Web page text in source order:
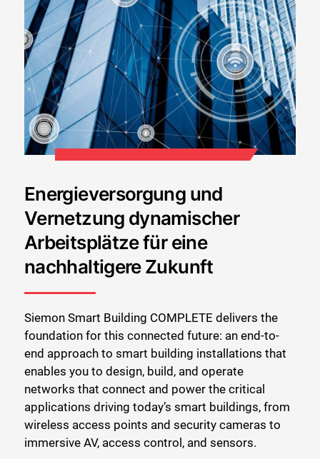
Energieversorgung und
Vernetzung dynamischer
Arbeitsplätze für eine
nachhaltigere Zukunft
Siemon Smart Building COMPLETE delivers the
foundation for this connected future: an end-to-
end approach to smart building installations that
enables you to design, build, and operate
networks that connect and power the critical
applications driving today’s smart buildings, from
wireless access points and security cameras to
immersive AV, access control, and sensors.